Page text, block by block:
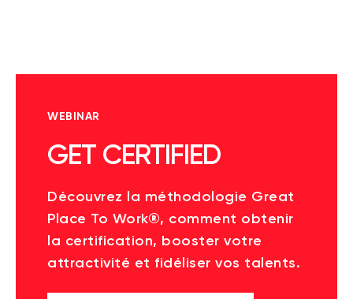
WEBINAR
GET CERTIFIED
Découvrez la méthodologie Great
Place To Work®, comment obtenir
la certification, booster votre
attractivité et fidéliser vos talents.